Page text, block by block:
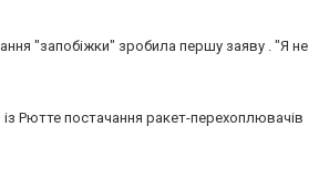
"запобіжки" зробила першу заяву . "Я не
Рютте постачання ракет-перехоплювачів